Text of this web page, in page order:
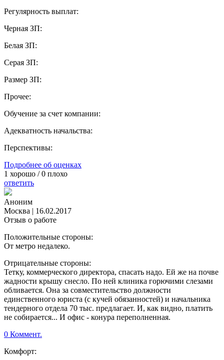
Регулярность выплат:
Черная ЗП:
Белая ЗП:
Серая ЗП:
Размер ЗП:
Прочее:
Обучение за счет компании:
Адекватность начальства:
Перспективы:
Подробнее об оценках
1 хорошо /0 плохо
ответить
Аноним
Москва | 16.02.2017
Отзыв о работе
Положительные стороны:
От метро недалеко.
Отрицательные стороны:
Тетку, коммерческого директора, спасать надо. Ей же на почве
жадности крышу снесло. По ней клиника горючими слезами
обливается. Она за совместительство должности
единственного юриста (с кучей обязанностей) и начальника
тендерного отдела 70 тыс. предлагает. И, как видно, платить
не собирается... И офис - конура переполненная.
0 Коммент.
Комфорт: